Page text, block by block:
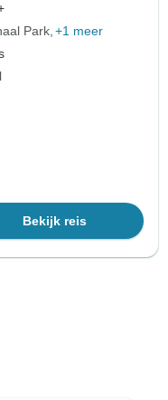
Park +1 meer
Bekijk reis